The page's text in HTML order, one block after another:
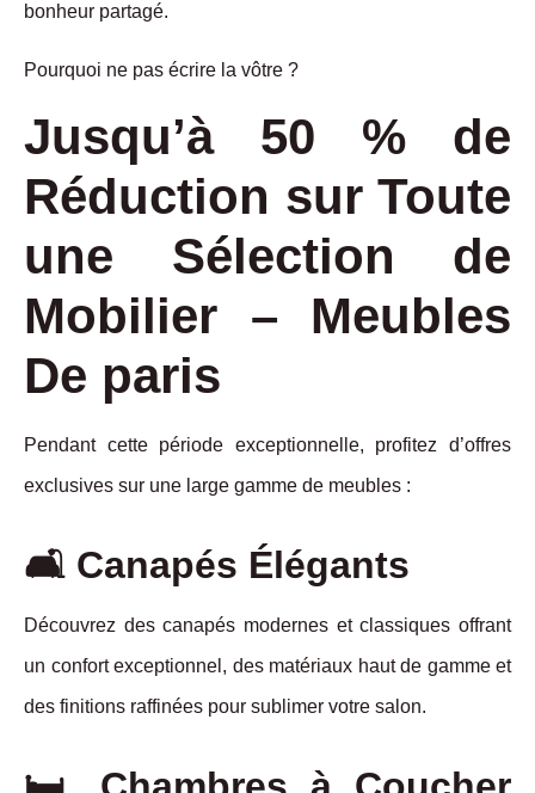
bonheur partagé.
Pourquoi ne pas écrire la vôtre ?
Jusqu’à 50 % de
Réduction sur Toute
une Sélection de
Mobilier – Meubles
De paris
Pendant cette période exceptionnelle, profitez d’offres
exclusives sur une large gamme de meubles :
🛋️ Canapés Élégants
Découvrez des canapés modernes et classiques offrant
un confort exceptionnel, des matériaux haut de gamme et
des finitions raffinées pour sublimer votre salon.